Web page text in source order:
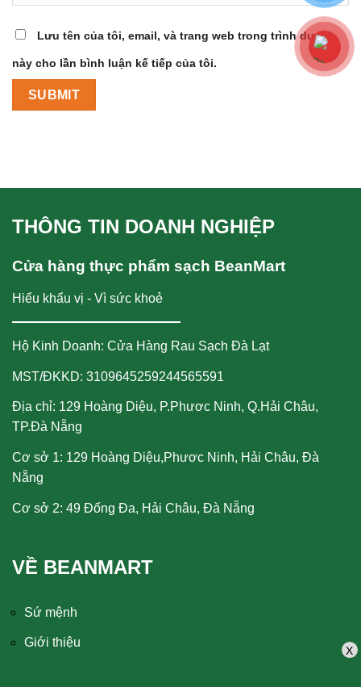
Lưu tên của tôi, email, và trang web trong trình duyệt
này cho lần bình luận kế tiếp của tôi.
X
THÔNG TIN DOANH NGHIỆP
Cửa hàng thực phẩm sạch BeanMart
Hiểu khẩu vị - Vì sức khoẻ
Hộ Kinh Doanh: Cửa Hàng Rau Sạch Đà Lạt
MST/ĐKKD: 3109645259244565591
Địa chỉ: 129 Hoàng Diệu, P.Phươc Ninh, Q.Hải Châu,
TP.Đà Nẵng
Cơ sở 1: 129 Hoàng Diệu,Phươc Ninh, Hải Châu, Đà
Nẵng
Cơ sở 2: 49 Đống Đa, Hải Châu, Đà Nẵng
VỀ BEANMART
Sứ mệnh
Giới thiệu